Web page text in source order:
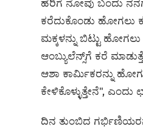
ಹೆರಿಗೆ ನೋವು ಬಂದು ನನಗೆ
ಕರೆದುಕೊಂಡು ಹೋಗಲು
ಮಕ್ಕಳನ್ನು ಬಿಟ್ಟು ಹೋಗಲು
ಆಂಬ್ಯುಲೆನ್ಸ್‌ಗೆ ಕರೆ
ಆಶಾ ಕಾರ್ಮಿಕರನ್ನು
ಕೇಳಿಕೊಳ್ಳುತ್ತೇನೆ", ಎಂದು
ದಿನ ತುಂಬಿದ